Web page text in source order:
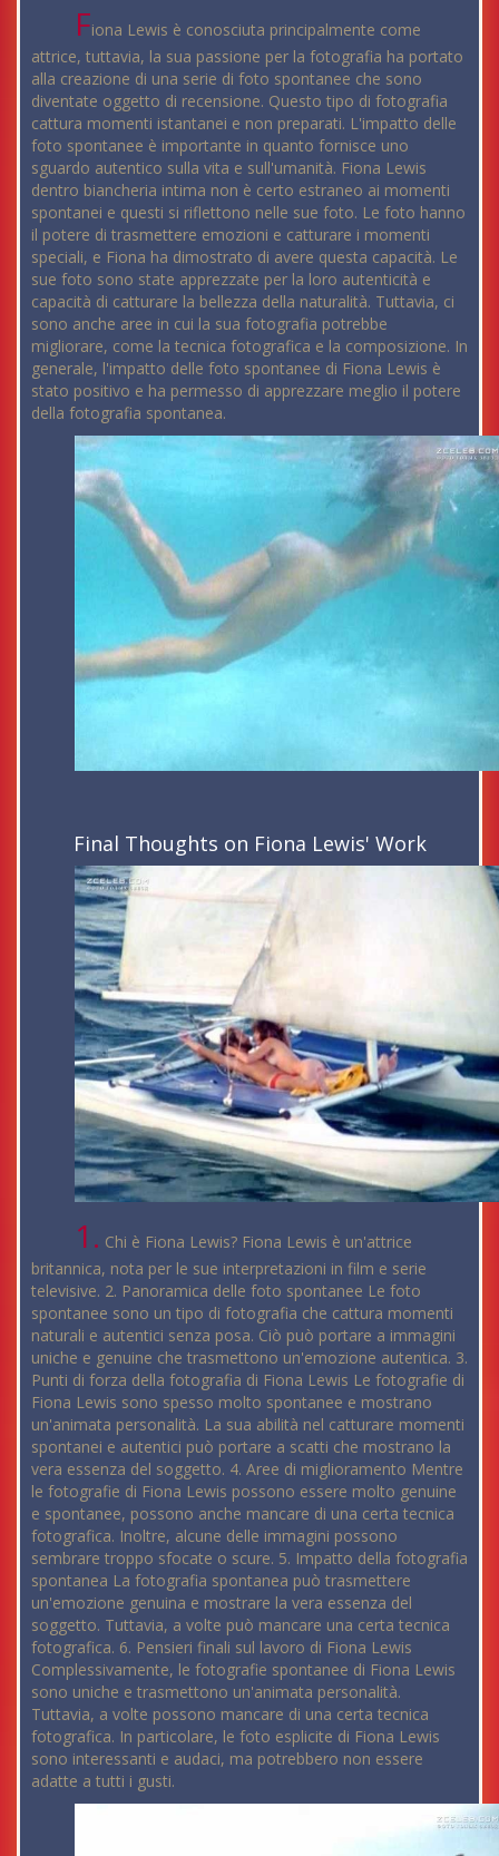
Fiona Lewis è conosciuta principalmente come
attrice, tuttavia, la sua passione per la fotografia ha portato
alla creazione di una serie di foto spontanee che sono
diventate oggetto di recensione. Questo tipo di fotografia
cattura momenti istantanei e non preparati. L'impatto delle
foto spontanee è importante in quanto fornisce uno
sguardo autentico sulla vita e sull'umanità. Fiona Lewis
dentro biancheria intima non è certo estraneo ai momenti
spontanei e questi si riflettono nelle sue foto. Le foto hanno
il potere di trasmettere emozioni e catturare i momenti
speciali, e Fiona ha dimostrato di avere questa capacità. Le
sue foto sono state apprezzate per la loro autenticità e
capacità di catturare la bellezza della naturalità. Tuttavia, ci
sono anche aree in cui la sua fotografia potrebbe
migliorare, come la tecnica fotografica e la composizione. In
generale, l'impatto delle foto spontanee di Fiona Lewis è
stato positivo e ha permesso di apprezzare meglio il potere
della fotografia spontanea.
Final Thoughts on Fiona Lewis' Work
1. Chi è Fiona Lewis? Fiona Lewis è un'attrice
britannica, nota per le sue interpretazioni in film e serie
televisive. 2. Panoramica delle foto spontanee Le foto
spontanee sono un tipo di fotografia che cattura momenti
naturali e autentici senza posa. Ciò può portare a immagini
uniche e genuine che trasmettono un'emozione autentica. 3.
Punti di forza della fotografia di Fiona Lewis Le fotografie di
Fiona Lewis sono spesso molto spontanee e mostrano
un'animata personalità. La sua abilità nel catturare momenti
spontanei e autentici può portare a scatti che mostrano la
vera essenza del soggetto. 4. Aree di miglioramento Mentre
le fotografie di Fiona Lewis possono essere molto genuine
e spontanee, possono anche mancare di una certa tecnica
fotografica. Inoltre, alcune delle immagini possono
sembrare troppo sfocate o scure. 5. Impatto della fotografia
spontanea La fotografia spontanea può trasmettere
un'emozione genuina e mostrare la vera essenza del
soggetto. Tuttavia, a volte può mancare una certa tecnica
fotografica. 6. Pensieri finali sul lavoro di Fiona Lewis
Complessivamente, le fotografie spontanee di Fiona Lewis
sono uniche e trasmettono un'animata personalità.
Tuttavia, a volte possono mancare di una certa tecnica
fotografica. In particolare, le foto esplicite di Fiona Lewis
sono interessanti e audaci, ma potrebbero non essere
adatte a tutti i gusti.